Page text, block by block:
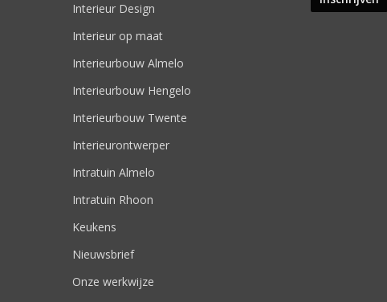
Interieur Design
Interieur op maat
Interieurbouw Almelo
Interieurbouw Hengelo
Interieurbouw Twente
Interieurontwerper
Intratuin Almelo
Intratuin Rhoon
Keukens
Nieuwsbrief
Onze werkwijze